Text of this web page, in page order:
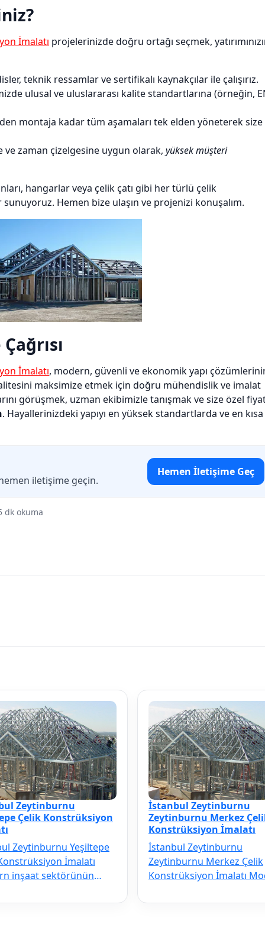
İmalatı projelerinizde doğru ortağı seçmek,
teknik ressamlar ve sertifikalı kaynakçılar ile çalışırız.
ulusal ve uluslararası kalite standartlarına (örneğin,
montaja kadar tüm aşamaları tek elden yöneterek size
zaman çizelgesine uygun olarak, yüksek müşteri
hangarlar veya çelik çatı gibi her türlü çelik
Hemen bize ulaşın ve projenizi konuşalım.
İmalatı, modern, güvenli ve ekonomik yapı
kalitesini maksimize etmek için doğru mühendislik ve imalat
görüşmek, uzman ekibimizle tanışmak ve size özel
. Hayallerinizdeki yapıyı en yüksek standartlarda ve en kısa
iletişime geçin.
Hemen İletişime Geç
dk okuma
Zeytinburnu
Çelik Konstrüksiyon
Zeytinburnu Yeşiltepe
İmalatı
inşaat sektörünün
İstanbul Zeytinburnu
Zeytinburnu Merkez
Konstrüksiyon İmalatı
İstanbul Zeytinburnu
Zeytinburnu Merkez Çelik
Konstrüksiyon İmalatı
olan İstanbul …